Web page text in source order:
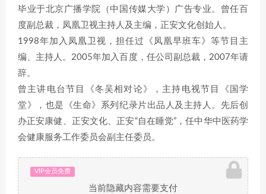
毕业于北京广播学院（中国传媒大学）广告专业。曾任百
度副总裁，凤凰卫视主持人及主编，正安文化创始人。
1998年加入凤凰卫视，担任过《凤凰早班车》等节目主
编、主持人。2005年加入百度，任公司副总裁，2007年请
辞。
曾主讲电台节目《冬吴相对论》，主持电视节目《国学
堂》，也是《生命》系列纪录片出品人及主持人。先后创
办正安康健、正安文化、正安“自在睡觉”，任中华中医药学
会健康服务工作委员会副主任委员。
VIP会员免费
当前隐藏内容需要支付